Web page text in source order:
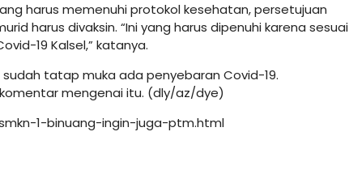
harus memenuhi protokol kesehatan, persetujuan
harus divaksin. “Ini yang harus dipenuhi karena sesuai
19 Kalsel,” katanya.
tatap muka ada penyebaran Covid-19.
mengenai itu. (dly/az/dye)
1-binuang-ingin-juga-ptm.html